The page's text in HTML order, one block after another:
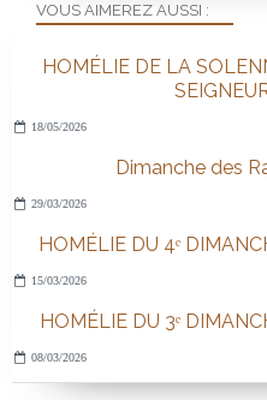
VOUS AIMEREZ AUSSI :
HOMÉLIE DE LA
18/05/2026
Dimanche des
29/03/2026
HOMÉLIE DU 4ᵉ
15/03/2026
HOMÉLIE DU 3ᵉ
08/03/2026